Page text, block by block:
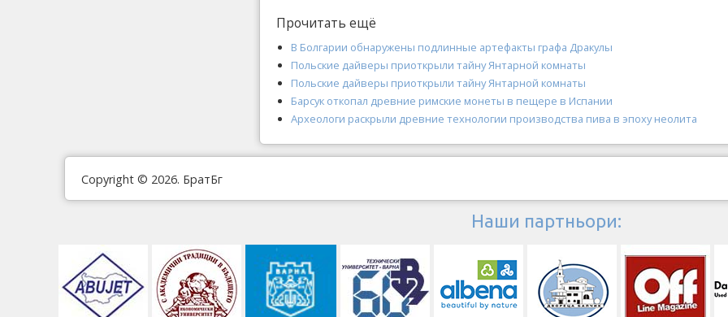
Прочитать ещё
В Болгарии обнаружены подлинные артефакты графа Дракулы
Польские дайверы приоткрыли тайну Янтарной комнаты
Польские дайверы приоткрыли тайну Янтарной комнаты
Барсук откопал древние римские монеты в пещере в Испании
Археологи раскрыли древние технологии производства пива в эпоху неолита
Copyright © 2026. БратБг
Наши партньори: